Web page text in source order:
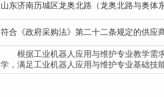
山东济南历城区龙奥北路（龙奥北路与奥
符合《政府采购法》第二十二条规定的供应
根据工业机器人应用与维护专业教学需
学，满足工业机器人应用与维护专业基础技